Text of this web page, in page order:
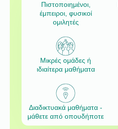
Πιστοποιημένοι,
έμπειροι, φυσικοί
ομιλητές
Μικρές ομάδες ή
ιδιαίτερα μαθήματα
Διαδικτυακά μαθήματα -
μάθετε από οπουδήποτε